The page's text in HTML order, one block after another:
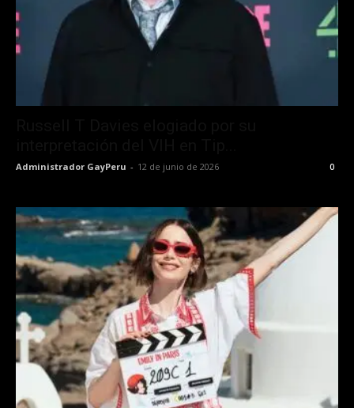
Administrador GayPeru - 12 de junio de 2026 0